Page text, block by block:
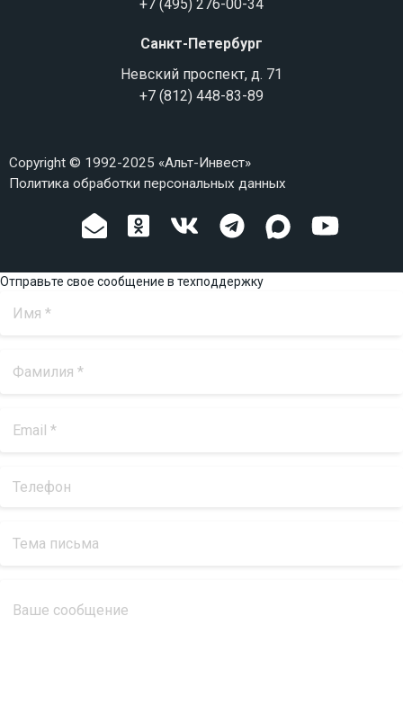
+7 (495) 276-00-34
Санкт-Петербург
Невский проспект, д. 71
+7 (812) 448-83-89
Copyright © 1992-2025 «Альт-Инвест»
Политика обработки персональных данных
Отправьте свое сообщение в техподдержку